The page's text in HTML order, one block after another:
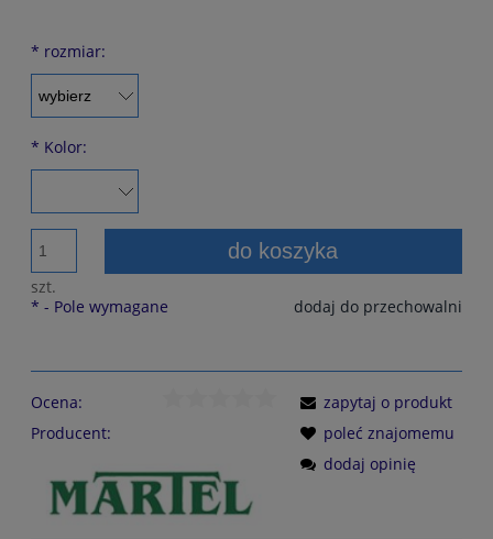
* rozmiar:
* Kolor:
szt.
do koszyka
dodaj do przechowalni
* - Pole wymagane
Ocena:
Producent:
zapytaj o produkt
poleć znajomemu
dodaj opinię